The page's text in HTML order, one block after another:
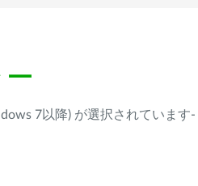
7以降) が選択されています-